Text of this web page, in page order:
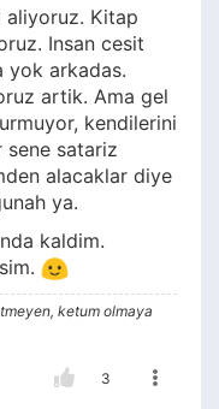
Kitap
Insan cesit
yok arkadas.
artik. Ama gel
kendilerini
satariz
alacaklar diye
ya.
kaldim.
ketum olmaya
3